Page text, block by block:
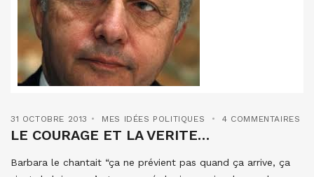
31 OCTOBRE 2013 MES IDÉES POLITIQUES 4 COMMENTAIRES
LE COURAGE ET LA VERITE…
Barbara le chantait “ça ne prévient pas quand ça arrive, ça